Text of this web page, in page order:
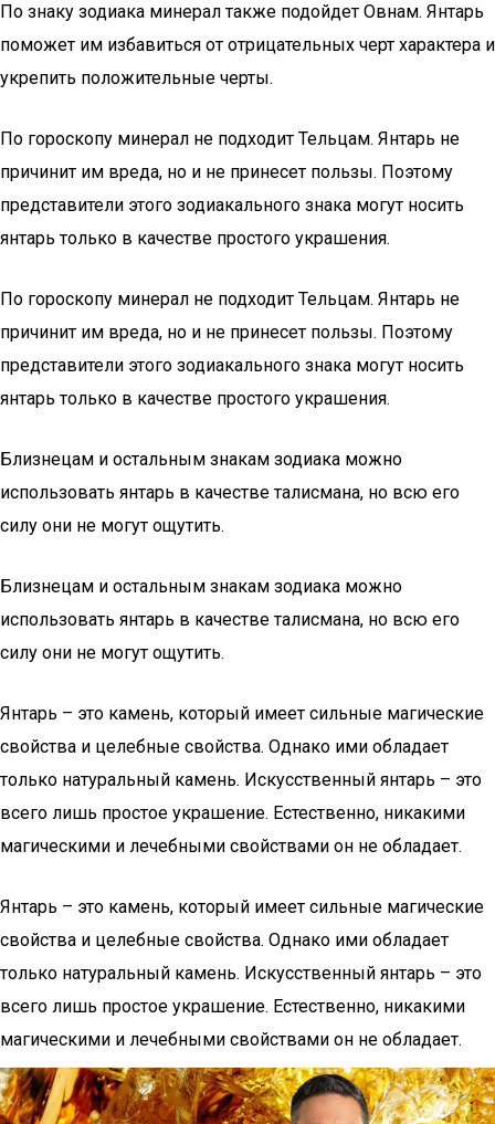
По знаку зодиака минерал также подойдет Овнам. Янтарь
поможет им избавиться от отрицательных черт характера и
укрепить положительные черты.
По гороскопу минерал не подходит Тельцам. Янтарь не
причинит им вреда, но и не принесет пользы. Поэтому
представители этого зодиакального знака могут носить
янтарь только в качестве простого украшения.
По гороскопу минерал не подходит Тельцам. Янтарь не
причинит им вреда, но и не принесет пользы. Поэтому
представители этого зодиакального знака могут носить
янтарь только в качестве простого украшения.
Близнецам и остальным знакам зодиака можно
использовать янтарь в качестве талисмана, но всю его
силу они не могут ощутить.
Близнецам и остальным знакам зодиака можно
использовать янтарь в качестве талисмана, но всю его
силу они не могут ощутить.
Янтарь – это камень, который имеет сильные магические
свойства и целебные свойства. Однако ими обладает
только натуральный камень. Искусственный янтарь – это
всего лишь простое украшение. Естественно, никакими
магическими и лечебными свойствами он не обладает.
Янтарь – это камень, который имеет сильные магические
свойства и целебные свойства. Однако ими обладает
только натуральный камень. Искусственный янтарь – это
всего лишь простое украшение. Естественно, никакими
магическими и лечебными свойствами он не обладает.